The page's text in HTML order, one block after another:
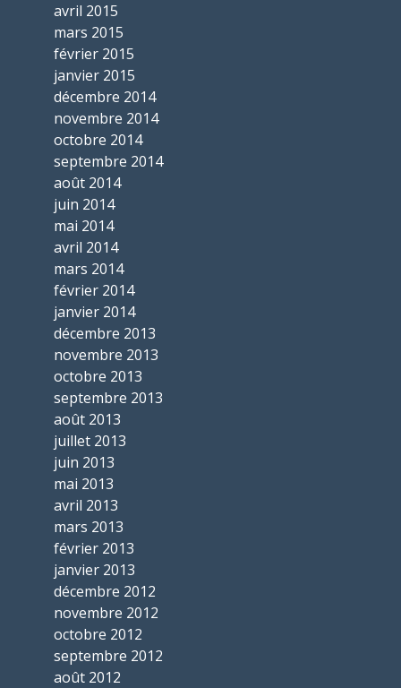
avril 2015
mars 2015
février 2015
janvier 2015
décembre 2014
novembre 2014
octobre 2014
septembre 2014
août 2014
juin 2014
mai 2014
avril 2014
mars 2014
février 2014
janvier 2014
décembre 2013
novembre 2013
octobre 2013
septembre 2013
août 2013
juillet 2013
juin 2013
mai 2013
avril 2013
mars 2013
février 2013
janvier 2013
décembre 2012
novembre 2012
octobre 2012
septembre 2012
août 2012